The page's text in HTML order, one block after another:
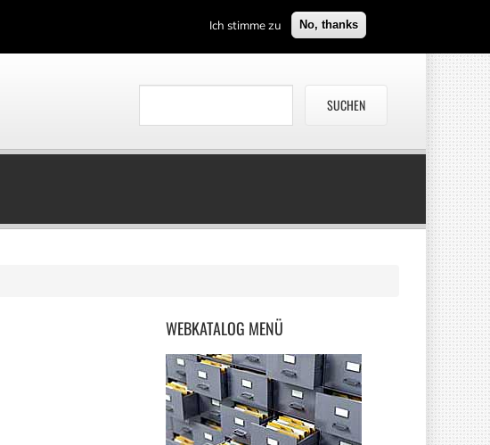
Ich stimme zu No, thanks
WEBKATALOG MENÜ